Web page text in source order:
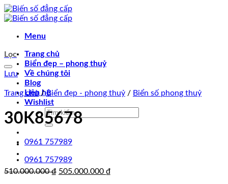
Chuyển
đến
dung
Menu
Trang chủ
Biển đẹp – phong thuỷ
Về chúng tôi
Blog
Liên hệ
Wishlist
Tìm
kiếm:
0961 757989
0961 757989
Lọc
Lưu
Trang chủ / Biển đẹp - phong thuỷ / Biển số phong thuỷ
30K85678
510.000.000₫ Giá
505.000.000 ₫